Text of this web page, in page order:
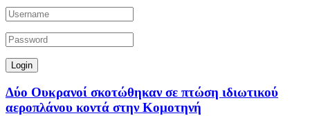
Δύο Ουκρανοί σκοτώθηκαν σε πτώση ιδιωτικού
αεροπλάνου κοντά στην Κομοτηνή